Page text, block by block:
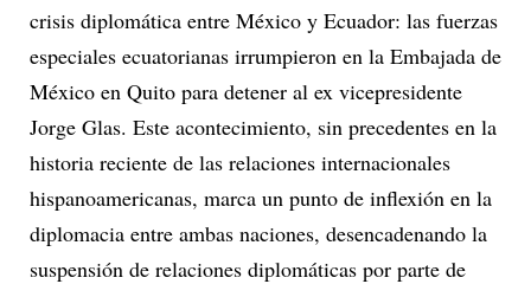
crisis diplomática entre México y Ecuador: las fuerzas
especiales ecuatorianas irrumpieron en la Embajada de
México en Quito para detener al ex vicepresidente
Jorge Glas. Este acontecimiento, sin precedentes en la
historia reciente de las relaciones internacionales
hispanoamericanas, marca un punto de inflexión en la
diplomacia entre ambas naciones, desencadenando la
suspensión de relaciones diplomáticas por parte de